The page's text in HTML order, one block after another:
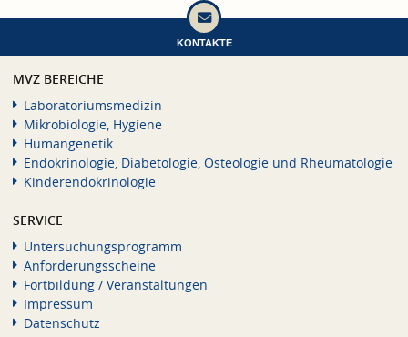
KONTAKTE
MVZ BEREICHE
Laboratoriumsmedizin
Mikrobiologie, Hygiene
Humangenetik
Endokrinologie, Diabetologie, Osteologie und Rheumatologie
Kinderendokrinologie
SERVICE
Untersuchungsprogramm
Anforderungsscheine
Fortbildung / Veranstaltungen
Impressum
Datenschutz